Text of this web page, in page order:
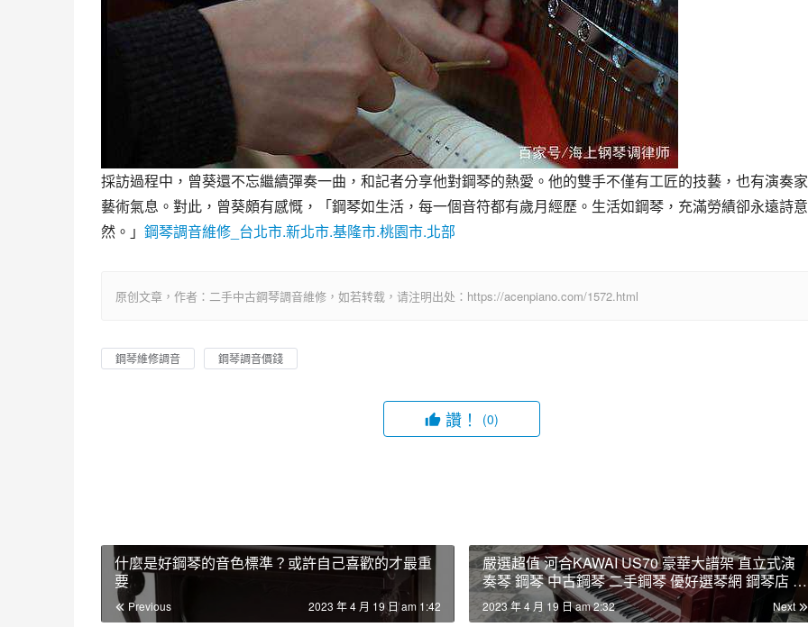
採訪過程中，曾葵還不忘繼續彈奏一曲，和記者分享他對鋼琴的熱愛。他的雙手不僅有工匠的技藝，也有演奏
藝術氣息。對此，曾葵頗有感慨，「鋼琴如生活，每一個音符都有歲月經歷。生活如鋼琴，充滿勞績卻永遠詩
然。」 鋼琴調音維修_台北市.新北市.基隆市.桃園市.北部
原创文章，作者：二手中古鋼琴調音維修，如若转载，请注明出处：https://acenpiano.com/1572.html
鋼琴維修調音 鋼琴調音價錢
讚！ (0)
什麼是好鋼琴的音色標準？或許自己喜歡的才最重
要
Previous 2023 年 4 月 19 日 am 1:42
嚴選超值 河合KAWAI US70 豪華大譜架 直立式演
奏琴 鋼琴 中古鋼琴 二手鋼琴 優好選琴網 鋼琴店 鋼
琴
Next
2023 年 4 月 19 日 am 2:32